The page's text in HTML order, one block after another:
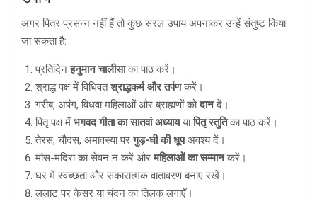
अगर पितर प्रसन्न नहीं हैं तो कुछ सरल उपाय अपनाकर उन्हें संतुष्ट किया
जा सकता है:
प्रतिदिनहनुमान चालीसाका पाठ करें।
श्राद्ध पक्ष में विधिवतश्राद्धकर्म और तर्पणकरें।
गरीब, अपंग, विधवा महिलाओं और ब्राह्मणों कोदानदें।
पितृ पक्ष में भगवद गीता का सातवां अध्याययापितृ स्तुतिका पाठ करें।
तेरस, चौदस, अमावस्या परगुड़-घी की धूपअवश्य दें।
मांस-मदिरा का सेवन न करें औरमहिलाओं का सम्मानकरें।
घर में स्वच्छता और सकारात्मक वातावरण बनाए रखें।
ललाट पर केसर या चंदन का तिलक लगाएँ।